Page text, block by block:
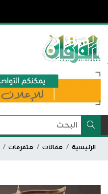
الرئيسية مقالات متفرقات